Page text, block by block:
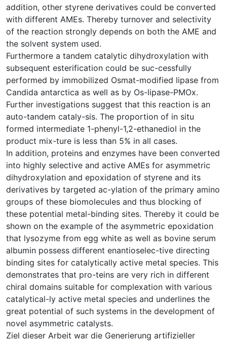
addition, other styrene derivatives could be converted
with different AMEs. Thereby turnover and selectivity
of the reaction strongly depends on both the AME and
the solvent system used.
Furthermore a tandem catalytic dihydroxylation with
subsequent esterification could be suc-cessfully
performed by immobilized Osmat-modified lipase from
Candida antarctica as well as by Os-lipase-PMOx.
Further investigations suggest that this reaction is an
auto-tandem cataly-sis. The proportion of in situ
formed intermediate 1-phenyl-1,2-ethanediol in the
product mix-ture is less than 5% in all cases.
In addition, proteins and enzymes have been converted
into highly selective and active AMEs for asymmetric
dihydroxylation and epoxidation of styrene and its
derivatives by targeted ac-ylation of the primary amino
groups of these biomolecules and thus blocking of
these potential metal-binding sites. Thereby it could be
shown on the example of the asymmetric epoxidation
that lysozyme from egg white as well as bovine serum
albumin possess different enantioselec-tive directing
binding sites for catalytically active metal species. This
demonstrates that pro-teins are very rich in different
chiral domains suitable for complexation with various
catalytical-ly active metal species and underlines the
great potential of such systems in the development of
novel asymmetric catalysts.
Ziel dieser Arbeit war die Generierung artifizieller